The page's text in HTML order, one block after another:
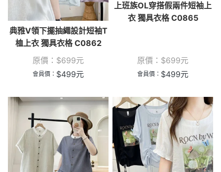
典雅V領下擺抽繩設計短袖T
桖上衣 獨具衣格 C0862
原價： $699元
會員價： $499元
上班族OL穿搭假兩件短袖上
衣 獨具衣格 C0865
原價： $699元
會員價： $499元